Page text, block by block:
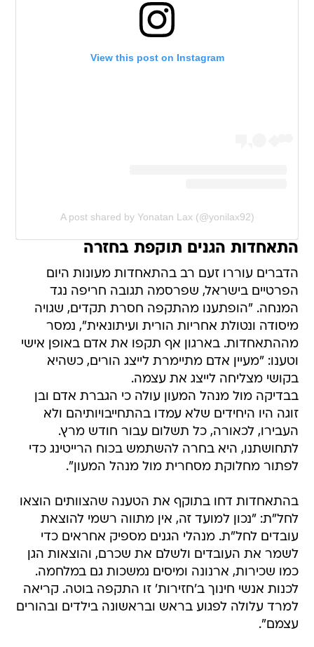
View this post on Instagram
A post shared by Yonatan Lax (@yonilax92)
התאחדות הגנים תוקפת בחזרה
הדברים עוררו זעם רב בהתאחדות מעונות היום
הפרטיים בישראל, שפרסמה תגובה חריפה נגד
המנחה. "הופתענו מהתקפה חסרת תקדים, שגויה
מיסודה ונטולת אחריות הורית ועיתונאית", נמסר
מההתאחדות. בארגון אף תקפו את אדם באופן אישי
וטענו: "מעיין אדם מתיימרת לייצג הורים, כשהיא
בקושי מצליחה לייצג את עצמה.
בבדיקה מול מנהל המעון עולה כי הגברת אדם ובן
זוגה היו היחידים שלא עמדו בהתחייבויותיהם ולא
העבירו, לכאורה, כל תשלום עבור חודש מרץ.
לתחושתנו, היא בחרה להשתמש בכוח הרייטינג כדי
לפתור מחלוקת מסחרית מול מנהל המעון".
בהתאחדות דחו בתוקף את הטענה שהצוותים הוצאו
לחל"ת: "נכון למועד זה, אין מתווה רשמי להוצאת
עובדים לחל"ת. מנהלי הגנים מספיק אחראים כדי
לשמר את העובדים ולשלם את שכרם, והוצאות הגן
כמו שכירות, ארנונה ומיסים נמשכות גם במלחמה.
לכנות אנשי חינוך ב'חזירות' זו התקפה בוטה. קריאה
למרד עלולה לפגוע בראש ובראשונה בילדים ובהורים
עצמם".